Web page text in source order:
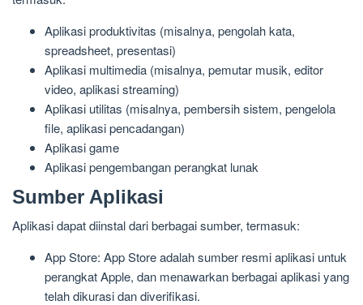
Aplikasi produktivitas (misalnya, pengolah kata,
spreadsheet, presentasi)
Aplikasi multimedia (misalnya, pemutar musik, editor
video, aplikasi streaming)
Aplikasi utilitas (misalnya, pembersih sistem, pengelola
file, aplikasi pencadangan)
Aplikasi game
Aplikasi pengembangan perangkat lunak
Sumber Aplikasi
Aplikasi dapat diinstal dari berbagai sumber, termasuk:
App Store: App Store adalah sumber resmi aplikasi untuk
perangkat Apple, dan menawarkan berbagai aplikasi yang
telah dikurasi dan diverifikasi.